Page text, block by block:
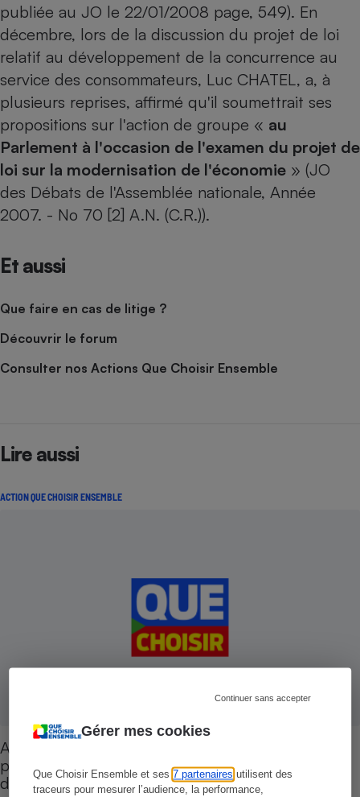
Gérer mes cookies
Que Choisir Ensemble et ses7 partenaires utilisent des
traceurs pour mesurer l’audience, la performance,
Continuer sans accepter
publiée au JO le 22/01/2008 page, 549). En
décembre, lors de la discussion du projet de loi
relatif au développement de la concurrence au
service des consommateurs, Luc CHATEL, a, à
plusieurs reprises, affirmé qu'il soumettrait ses
propositions sur l'action de groupe « au
Parlement à l'occasion de l'examen du projet de
loi sur la modernisation de l'économie » (JO
des Débats de l'Assemblée nationale, Année
2007. - No 70 [2] A.N. (C.R.)).
Et aussi
Que faire en cas de litige ?
Découvrir le forum
Consulter nos Actions Que Choisir Ensemble
Lire aussi
ACTION QUE CHOISIR ENSEMBLE
Action de groupe - 35 000 citoyens écrivent aux
parlementaires pour que l'action de groupe soit
dans la LME